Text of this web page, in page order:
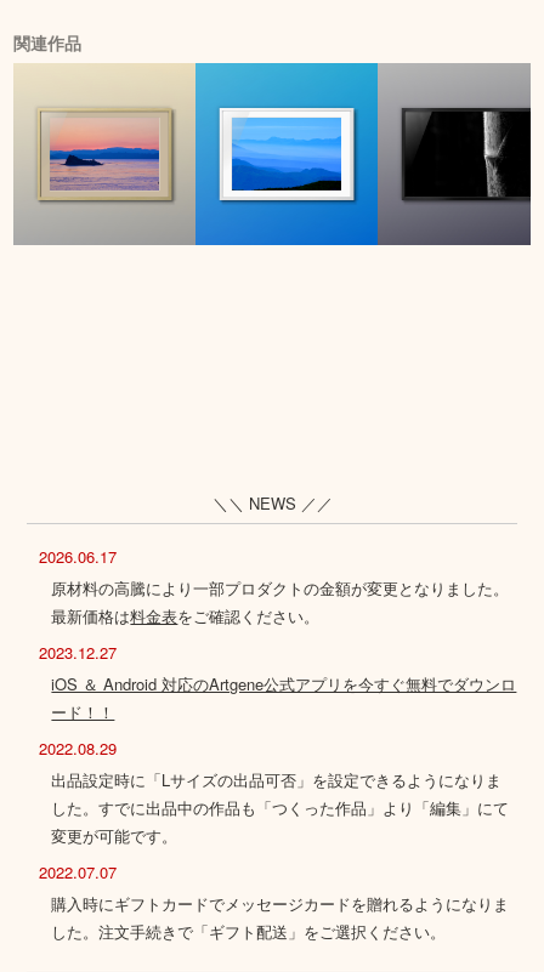
関連作品
＼＼ NEWS ／／
2026.06.17
原材料の高騰により一部プロダクトの金額が変更となりました。
最新価格は料金表をご確認ください。
2023.12.27
iOS ＆ Android 対応のArtgene公式アプリを今すぐ無料でダウンロ
ード！！
2022.08.29
出品設定時に「Lサイズの出品可否」を設定できるようになりま
した。すでに出品中の作品も「つくった作品」より「編集」にて
変更が可能です。
2022.07.07
購入時にギフトカードでメッセージカードを贈れるようになりま
した。注文手続きで「ギフト配送」をご選択ください。